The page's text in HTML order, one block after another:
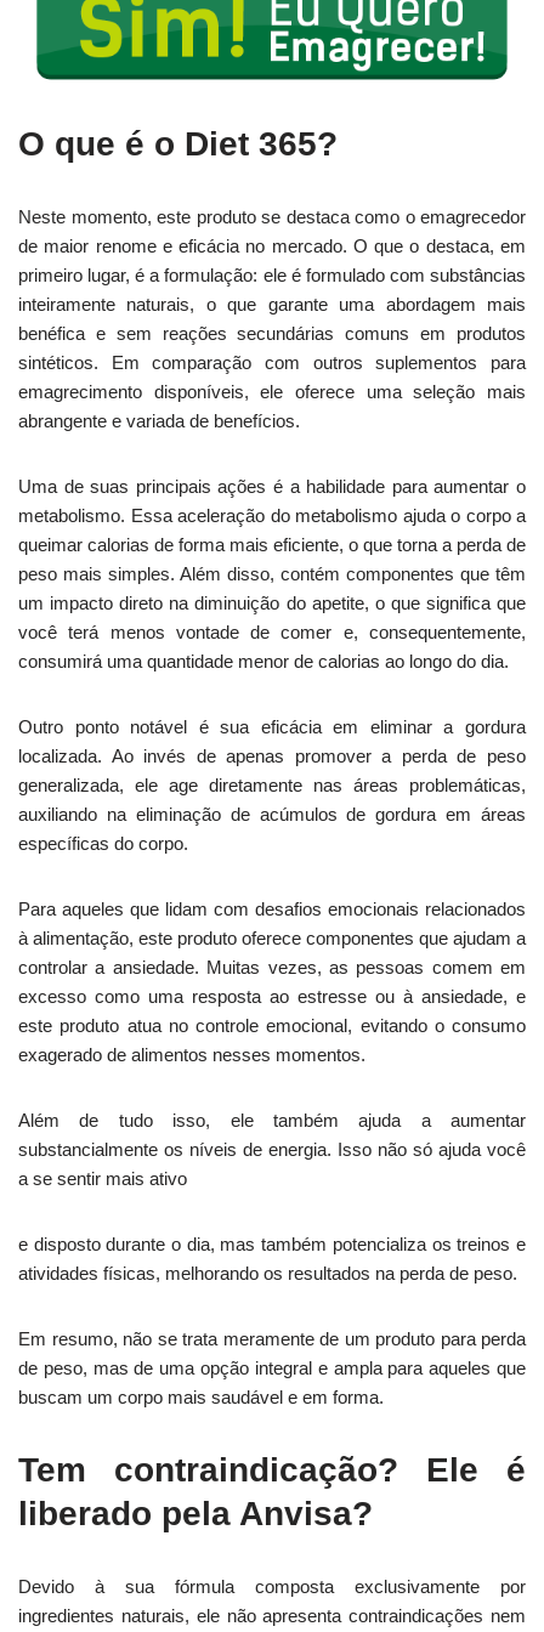
O que é o Diet 365?
Neste momento, este produto se destaca como o emagrecedor
de maior renome e eficácia no mercado. O que o destaca, em
primeiro lugar, é a formulação: ele é formulado com substâncias
inteiramente naturais, o que garante uma abordagem mais
benéfica e sem reações secundárias comuns em produtos
sintéticos. Em comparação com outros suplementos para
emagrecimento disponíveis, ele oferece uma seleção mais
abrangente e variada de benefícios.
Uma de suas principais ações é a habilidade para aumentar o
metabolismo. Essa aceleração do metabolismo ajuda o corpo a
queimar calorias de forma mais eficiente, o que torna a perda de
peso mais simples. Além disso, contém componentes que têm
um impacto direto na diminuição do apetite, o que significa que
você terá menos vontade de comer e, consequentemente,
consumirá uma quantidade menor de calorias ao longo do dia.
Outro ponto notável é sua eficácia em eliminar a gordura
localizada. Ao invés de apenas promover a perda de peso
generalizada, ele age diretamente nas áreas problemáticas,
auxiliando na eliminação de acúmulos de gordura em áreas
específicas do corpo.
Para aqueles que lidam com desafios emocionais relacionados
à alimentação, este produto oferece componentes que ajudam a
controlar a ansiedade. Muitas vezes, as pessoas comem em
excesso como uma resposta ao estresse ou à ansiedade, e
este produto atua no controle emocional, evitando o consumo
exagerado de alimentos nesses momentos.
Além de tudo isso, ele também ajuda a aumentar
substancialmente os níveis de energia. Isso não só ajuda você
a se sentir mais ativo
e disposto durante o dia, mas também potencializa os treinos e
atividades físicas, melhorando os resultados na perda de peso.
Em resumo, não se trata meramente de um produto para perda
de peso, mas de uma opção integral e ampla para aqueles que
buscam um corpo mais saudável e em forma.
Tem contraindicação? Ele é
liberado pela Anvisa?
Devido à sua fórmula composta exclusivamente por
ingredientes naturais, ele não apresenta contraindicações nem